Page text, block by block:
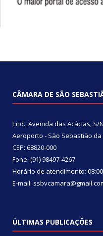
CÂMARA DE SÃO
End.: Avenida das Acácias, S/
Aeroporto - São Sebastião da
CEP: 68820-000
Fone: (91) 98497-4267
Horário de atendimento:
E-mail:
ÚLTIMAS PUBLICAÇÕES